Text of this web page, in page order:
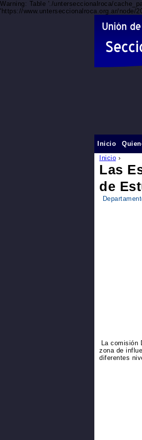
Warning: Table './unterseccionalroca/
'https://www.unterseccionalroca.org.ar/node/
Inicio ›
Las
de
La comisión
zona de
diferentes
Inicio